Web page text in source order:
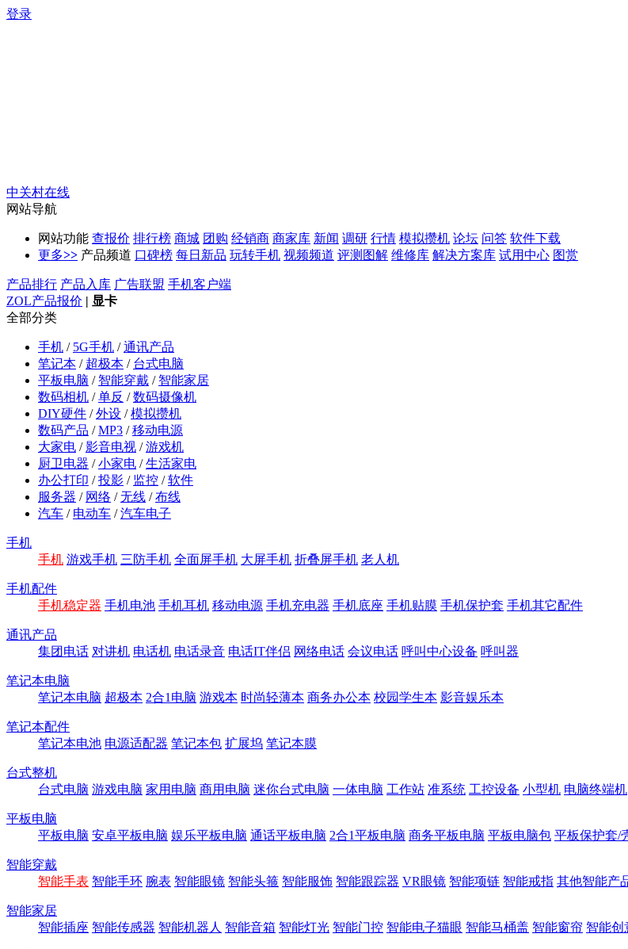
登录
中关村在线
网站导航
网站功能 查报价 排行榜 商城 团购 经销商 商家库 新闻 调研 行情 模拟攒机 论坛 问答 软件下载
更多>> 产品频道 口碑榜 每日新品 玩转手机 视频频道 评测图解 维修库 解决方案库 试用中心 图赏
产品排行 产品入库 广告联盟 手机客户端
ZOL产品报价 | 显卡
全部分类
手机 / 5G手机 /通讯产品
笔记本 / 超极本 / 台式电脑
平板电脑 / 智能穿戴 / 智能家居
数码相机 /单反 /数码摄像机
DIY硬件 /外设 /模拟攒机
数码产品 /MP3 /移动电源
大家电 /影音电视 /游戏机
厨卫电器 /小家电 /生活家电
办公打印 /投影 / 监控 /软件
服务器 / 网络 /无线 /布线
汽车 / 电动车 /汽车电子
手机
手机 游戏手机 三防手机 全面屏手机 大屏手机 折叠屏手机 老人机
手机配件
手机稳定器 手机电池 手机耳机 移动电源 手机充电器 手机底座 手机贴膜 手机保护套 手机其它配件
通讯产品
集团电话 对讲机 电话机 电话录音 电话IT伴侣 网络电话 会议电话 呼叫中心设备 呼叫器
笔记本电脑
笔记本电脑 超极本 2合1电脑 游戏本 时尚轻薄本 商务办公本 校园学生本 影音娱乐本
笔记本配件
笔记本电池 电源适配器 笔记本包 扩展坞 笔记本膜
台式整机
台式电脑 游戏电脑 家用电脑 商用电脑 迷你台式电脑 一体电脑 工作站 准系统 工控设备 小型机 电脑终端机
平板电脑
平板电脑 安卓平板电脑 娱乐平板电脑 通话平板电脑 2合1平板电脑 商务平板电脑 平板电脑包 平板保护套/
智能穿戴
智能手表 智能手环 腕表 智能眼镜 智能头箍 智能服饰 智能跟踪器 VR眼镜 智能项链 智能戒指 其他智能产
智能家居
智能插座 智能传感器 智能机器人 智能音箱 智能灯光 智能门控 智能电子猫眼 智能马桶盖 智能窗帘 智能创